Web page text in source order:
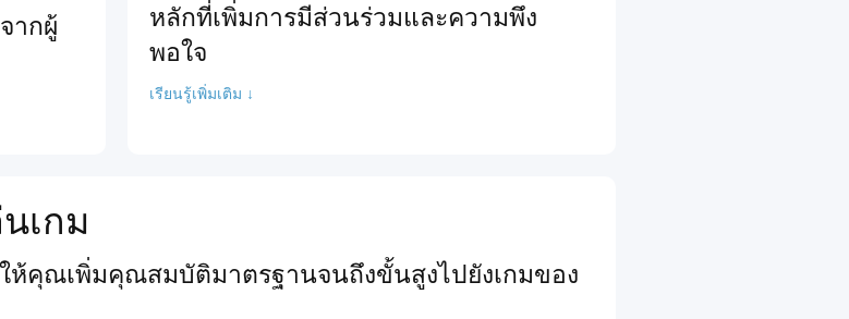
ากผู้
หลักที่เพิ่มการมีส่วนร่วมและความพึง
พอใจ
เรียนรู้เพิ่มเติม ↓
เกม
ห้คุณเพิ่มคุณสมบัติมาตรฐานจนถึงขั้นสูงไปยังเกมของ